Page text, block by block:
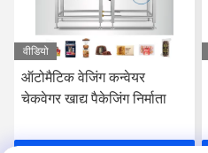
वीडियो
ऑटोमैटिक वेजिंग कन्वेयर
चेकवेगर खाद्य पैकेजिंग निर्माता